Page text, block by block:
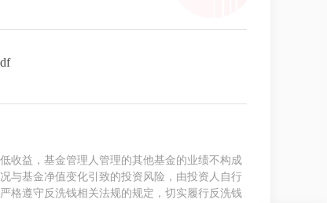
收益，基金管理人管理的其他基金的业绩不构成
与基金净值变化引致的投资风险，由投资人自行
格遵守反洗钱相关法规的规定，切实履行反洗钱